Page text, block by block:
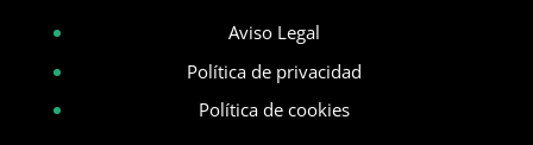
Aviso Legal
Política de privacidad
Política de cookies